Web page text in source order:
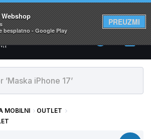
besplatno - Google Play
PREUZMI
su na lageru. Slanje istog dana!
0
MOBILNI
OUTLET